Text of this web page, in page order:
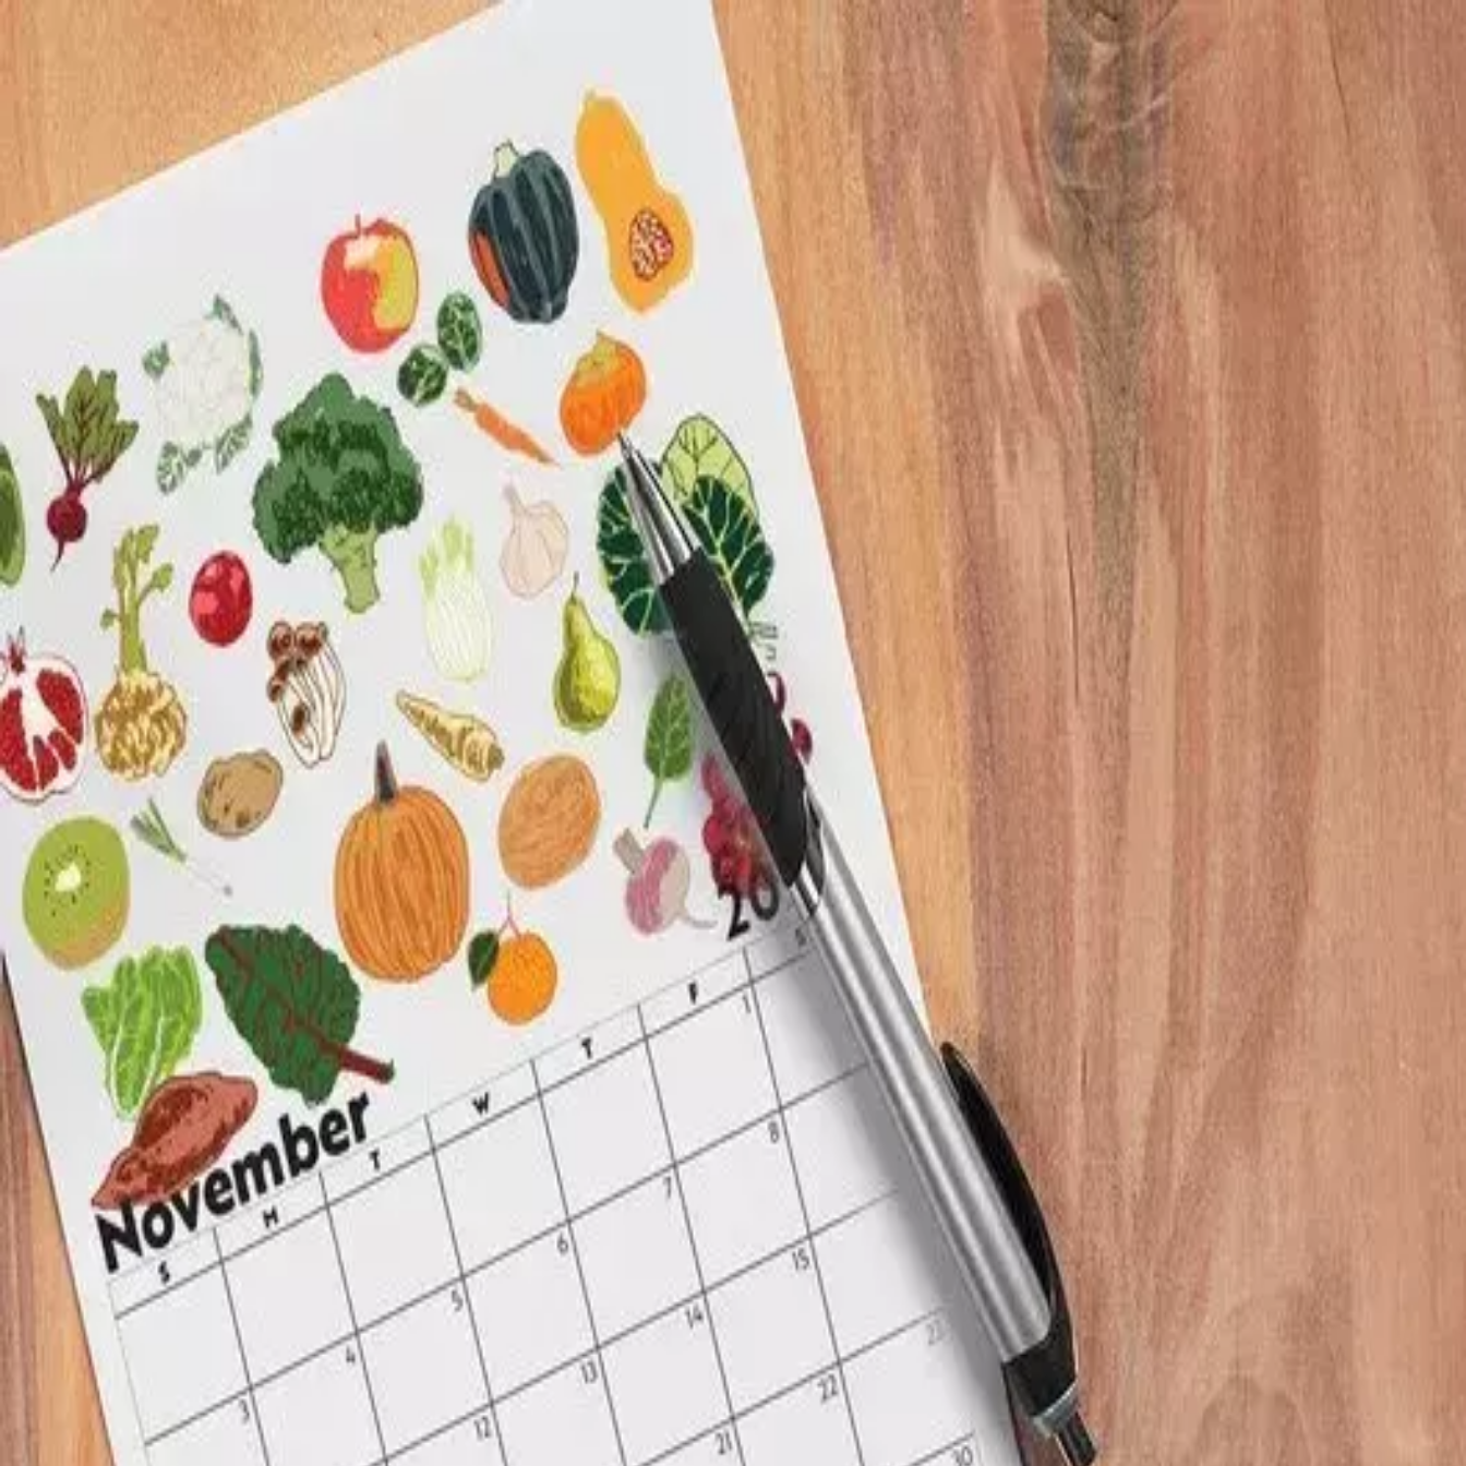
Menorca Explorer
Agenda
Menorca
L'Illa
Informació d'interèsPlatjesPobles Cultura Reserva de la Biosfera FestesCamí de Cavalls
Menjar & BeureServeis Activitats
Compres
Tips
Català
Menorca
Guia
Tips
Català
Calendario gastronómico
Menorca Explorer
La isla
Gastronomia de Menorca
Calendario gastronómico